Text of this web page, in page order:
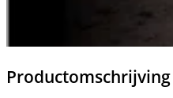
Productomschrijving